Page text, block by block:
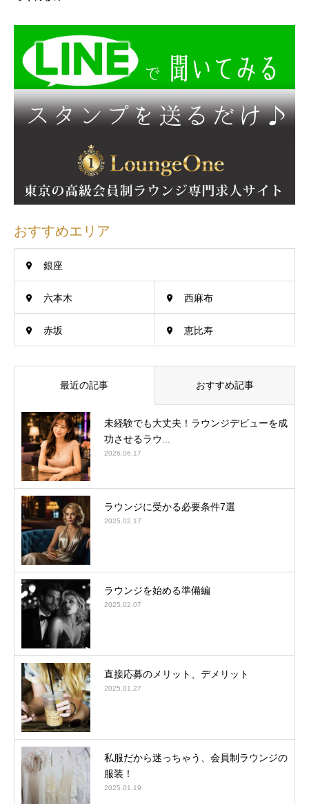
おすすめエリア
銀座
六本木 西麻布
赤坂 恵比寿
最近の記事 おすすめ記事
未経験でも大丈夫！ラウンジデビューを成
功させるラウ...
2026.06.17
ラウンジに受かる必要条件7選
2025.02.17
ラウンジを始める準備編
2025.02.07
直接応募のメリット、デメリット
2025.01.27
私服だから迷っちゃう、会員制ラウンジの
服装！
2025.01.19